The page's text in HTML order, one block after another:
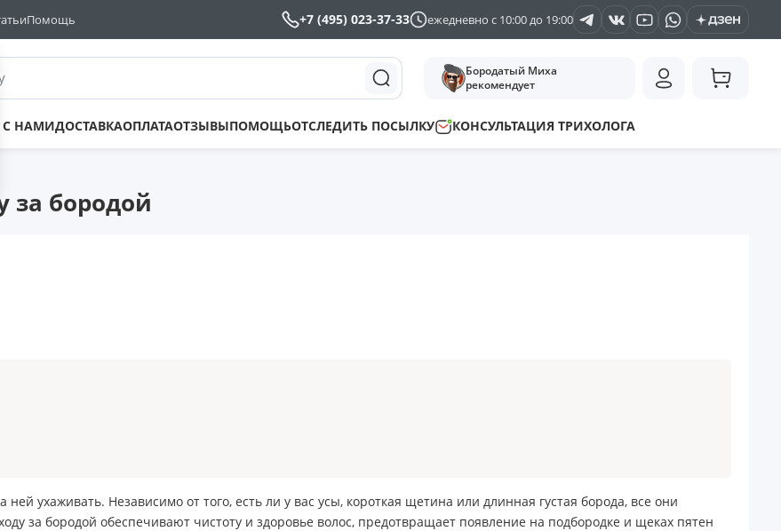
Помощь +7 (495) 023-37-33 ежедневно с 10:00 до 19:00
Бородатый Миха
рекомендует
С НАМИДОСТАВКАОПЛАТАОТЗЫВЫПОМОЩЬОТСЛЕДИТЬ ПОСЫЛКУ КОНСУЛЬТАЦИЯ ТРИХОЛОГА
за бородой
ней ухаживать. Независимо от того, есть ли у вас усы, короткая щетина или длинная густая борода, все они
за бородой обеспечивают чистоту и здоровье волос, предотвращает появление на подбородке и щеках пятен